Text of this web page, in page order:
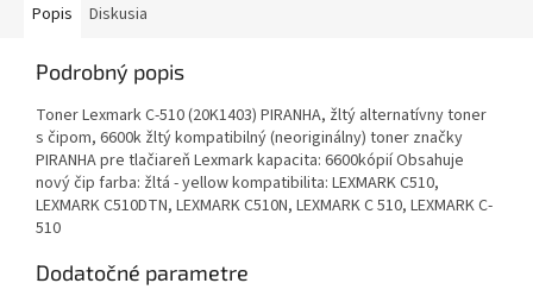
Popis Diskusia
Podrobný popis
Toner Lexmark C-510 (20K1403) PIRANHA, žltý alternatívny toner
s čipom, 6600k žltý kompatibilný (neoriginálny) toner značky
PIRANHA pre tlačiareň Lexmark kapacita: 6600kópií Obsahuje
nový čip farba: žltá - yellow kompatibilita: LEXMARK C510,
LEXMARK C510DTN, LEXMARK C510N, LEXMARK C 510, LEXMARK C-
510
Dodatočné parametre